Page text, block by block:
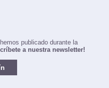
publicado durante la
a nuestra newsletter!